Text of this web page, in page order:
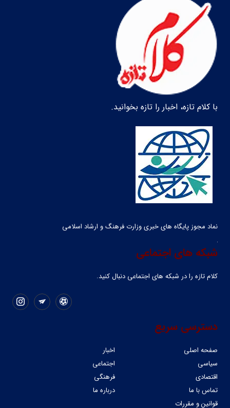
با کلام تازه، اخبار را تازه بخوانید.
نماد مجوز پایگاه های خبری وزارت فرهنگ و ارشاد اسلامی
شبکه های اجتماعی
کلام تازه را در شبکه ‌های اجتماعی دنبال کنید.
دسترسی سریع
صفحه اصلی
اخبار
سیاسی
اجتماعی
اقتصادی
فرهنگی
تماس با ما
درباره ما
قوانین و مقررات